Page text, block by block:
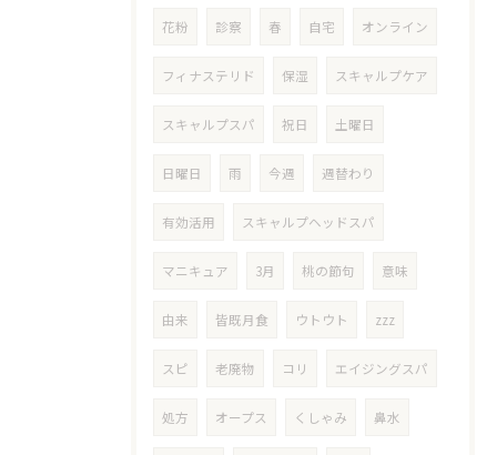
花粉 診察 春 自宅 オンライン
フィナステリド 保湿 スキャルプケア
スキャルプスパ 祝日 土曜日
日曜日 雨 今週 週替わり
有効活用 スキャルプヘッドスパ
マニキュア 3月 桃の節句 意味
由来 皆既月食 ウトウト zzz
スピ 老廃物 コリ エイジングスパ
処方 オープス くしゃみ 鼻水